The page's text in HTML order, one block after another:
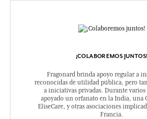
¡COLABOREMOS JUNTOS!
Fragonard brinda apoyo regular a
reconocidas de utilidad pública, pero
a iniciativas privadas. Durante varios
apoyado un orfanato en la India, una
EliseCare, y otras asociaciones
Francia.